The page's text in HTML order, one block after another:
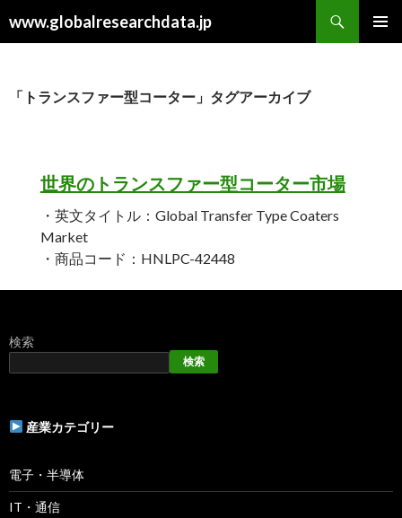
www.globalresearchdata.jp
索
ン
「トランスファー型コーター」タグアーカイブ
世界のトランスファー型コーター市場
・英文タイトル：Global Transfer Type Coaters
Market
・商品コード：HNLPC-42448
検索
検索
産業カテゴリー
電子・半導体
IT・通信